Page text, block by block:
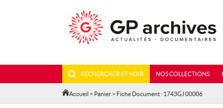
RECHERCHER ET VOIR NOS COLLECTIONS
Accueil > Panier > Fiche Document : 1743GJ 00006